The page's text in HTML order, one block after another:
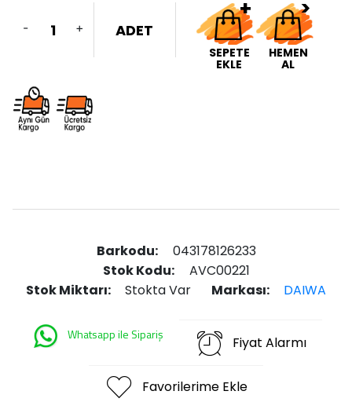
- + ADET
SEPETE
EKLE
HEMEN
AL
Barkodu:
043178126233
Stok Kodu:
AVC00221
Stok Miktarı:
Stokta Var Markası: DAIWA
Whatsapp ile Sipariş Fiyat Alarmı
Favorilerime Ekle